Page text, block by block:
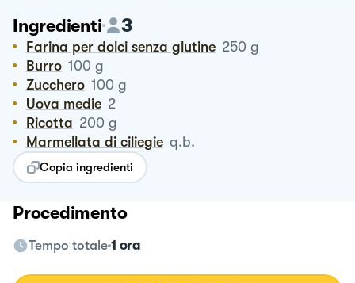
Ingredienti 3
Farina per dolci senza glutine 250 g
Burro 100 g
Zucchero 100 g
Uova medie 2
Ricotta 200 g
Marmellata di ciliegie q.b.
Copia ingredienti
Procedimento
Tempo totale 1 ora